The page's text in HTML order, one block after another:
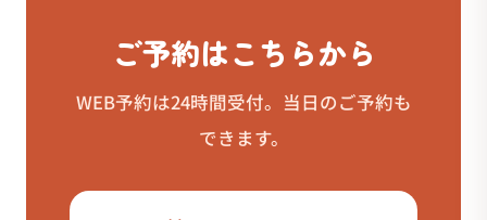
ご予約はこちらから
WEB予約は24時間受付。当日のご予約も
できます。